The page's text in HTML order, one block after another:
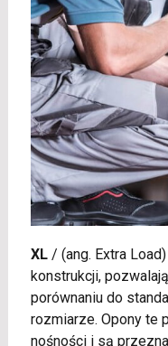
XL/ (ang. Extra
konstrukcji,
porównaniu do
rozmiarze. Opony te
nośności i są